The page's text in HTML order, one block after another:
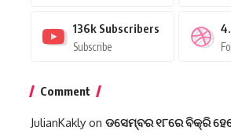
136k Subscribers
Subscribe
Comment
JulianKakly on ଡସେମ୍ବର ୧୮ରେ ବିକ୍ରି